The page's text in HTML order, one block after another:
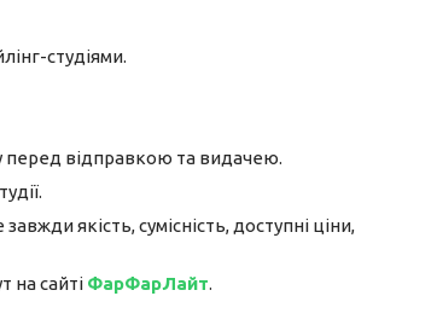
студіями.
перед відправкою та видачею.
якість, сумісність, доступні ціни,
на сайті ФарФарЛайт.